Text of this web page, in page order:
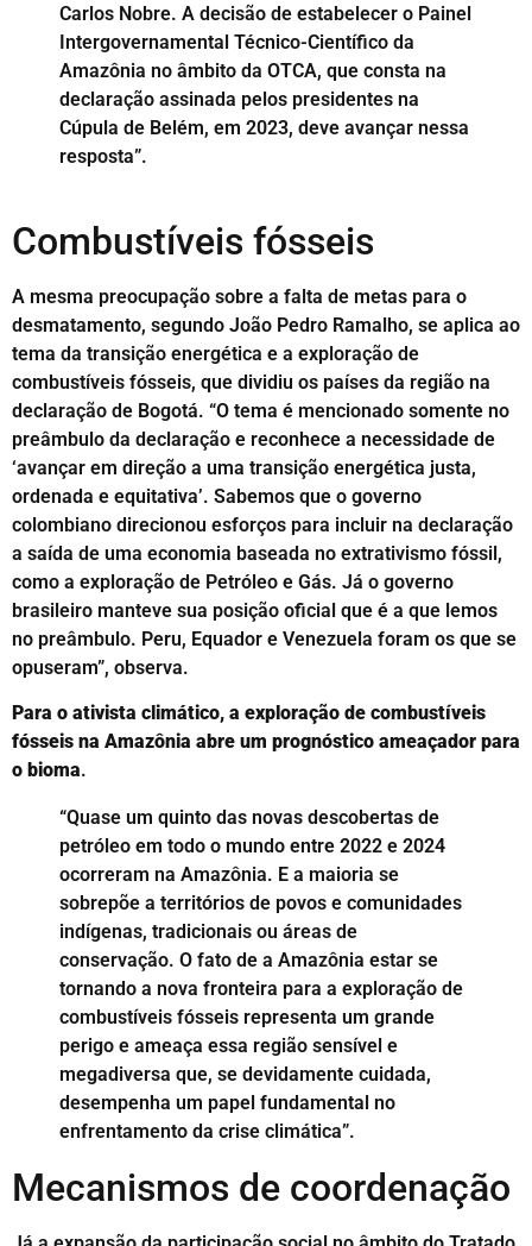
Carlos Nobre. A decisão de estabelecer o Painel
Intergovernamental Técnico-Científico da
Amazônia no âmbito da OTCA, que consta na
declaração assinada pelos presidentes na
Cúpula de Belém, em 2023, deve avançar nessa
resposta”.
Combustíveis fósseis
A mesma preocupação sobre a falta de metas para o
desmatamento, segundo João Pedro Ramalho, se aplica ao
tema da transição energética e a exploração de
combustíveis fósseis, que dividiu os países da região na
declaração de Bogotá. “O tema é mencionado somente no
preâmbulo da declaração e reconhece a necessidade de
‘avançar em direção a uma transição energética justa,
ordenada e equitativa’. Sabemos que o governo
colombiano direcionou esforços para incluir na declaração
a saída de uma economia baseada no extrativismo fóssil,
como a exploração de Petróleo e Gás. Já o governo
brasileiro manteve sua posição oficial que é a que lemos
no preâmbulo. Peru, Equador e Venezuela foram os que se
opuseram”, observa.
Para o ativista climático, a exploração de combustíveis
fósseis na Amazônia abre um prognóstico ameaçador para
o bioma.
“Quase um quinto das novas descobertas de
petróleo em todo o mundo entre 2022 e 2024
ocorreram na Amazônia. E a maioria se
sobrepõe a territórios de povos e comunidades
indígenas, tradicionais ou áreas de
conservação. O fato de a Amazônia estar se
tornando a nova fronteira para a exploração de
combustíveis fósseis representa um grande
perigo e ameaça essa região sensível e
megadiversa que, se devidamente cuidada,
desempenha um papel fundamental no
enfrentamento da crise climática”.
Mecanismos de coordenação